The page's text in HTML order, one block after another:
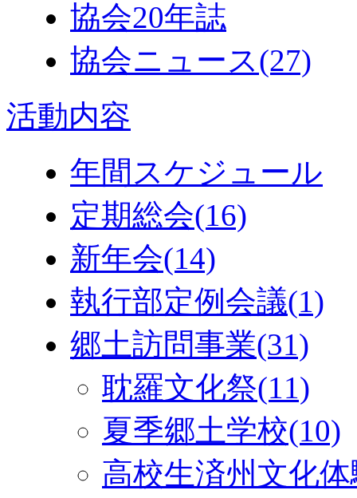
協会20年誌
協会ニュース(27)
活動内容
年間スケジュール
定期総会(16)
新年会(14)
執行部定例会議(1)
郷土訪問事業(31)
耽羅文化祭(11)
夏季郷土学校(10)
高校生済州文化